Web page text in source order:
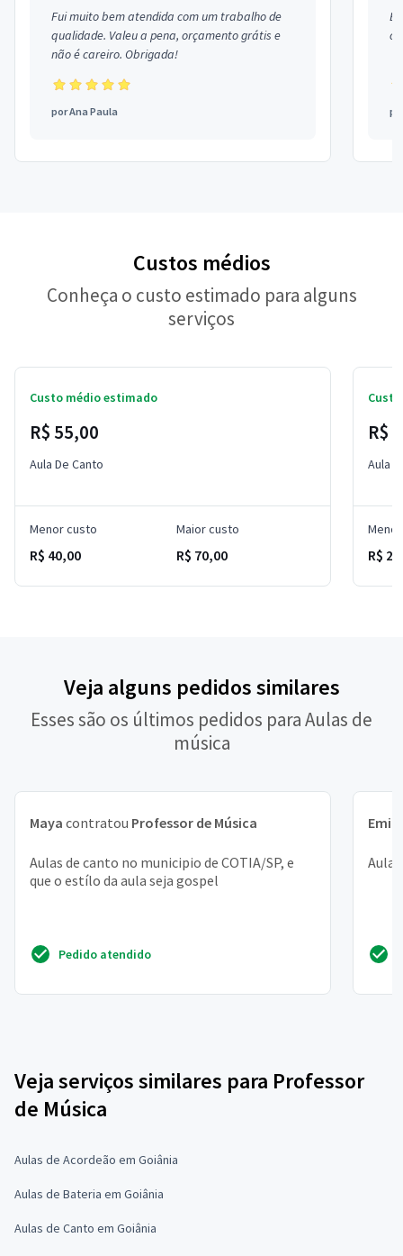
Fui muito bem atendida com um trabalho de
qualidade. Valeu a pena, orçamento grátis e
não é careiro. Obrigada!
porAna Paula
Custos médios
Conheça o custo estimado para alguns
serviços
Custo médio estimado
R$ 55,00
Aula De Canto
Menor custo
R$ 40,00
Maior custo
R$ 70,00
R$
Aula
R$
Veja alguns pedidos similares
Esses são os últimos pedidos para Aulas de
música
Maya contratou Professor de Música
Aulas de canto no municipio de COTIA/SP, e
que o estílo da aula seja gospel
Pedido atendido
Veja serviços similares para Professor
de Música
Aulas de Acordeão em Goiânia
Aulas de Bateria em Goiânia
Aulas de Canto em Goiânia